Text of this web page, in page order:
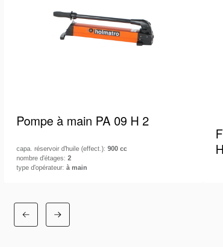
Pompe à main PA 09 H 2
capa. réservoir d'huile (effect.): 900 cc
nombre d'étages: 2
type d'opérateur: à main
ergonomique et efficace avec un…
Voir les détails